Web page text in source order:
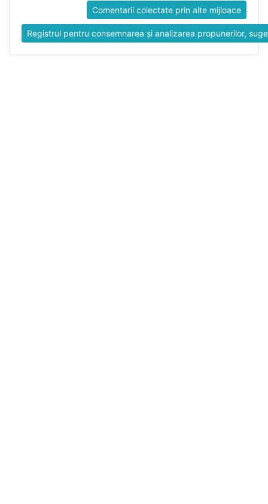
Comentarii colectate prin alte mijloace
Registrul pentru consemnarea și analizarea propunerilor,